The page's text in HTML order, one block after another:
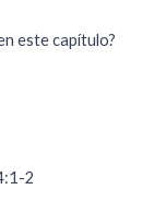
este capítulo?
2